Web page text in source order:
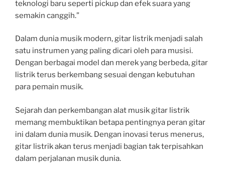
teknologi baru seperti pickup dan efek suara yang
semakin canggih.”
Dalam dunia musik modern, gitar listrik menjadi salah
satu instrumen yang paling dicari oleh para musisi.
Dengan berbagai model dan merek yang berbeda, gitar
listrik terus berkembang sesuai dengan kebutuhan
para pemain musik.
Sejarah dan perkembangan alat musik gitar listrik
memang membuktikan betapa pentingnya peran gitar
ini dalam dunia musik. Dengan inovasi terus menerus,
gitar listrik akan terus menjadi bagian tak terpisahkan
dalam perjalanan musik dunia.